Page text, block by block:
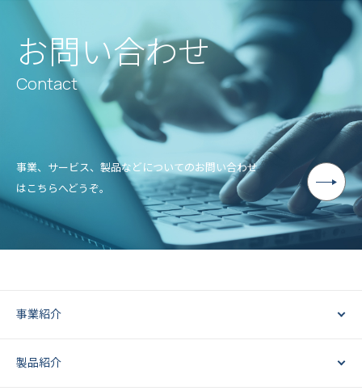
お問い合わせ
Contact
事業、サービス、製品などについてのお問い合わせ
はこちらへどうぞ。
事業紹介
製品紹介